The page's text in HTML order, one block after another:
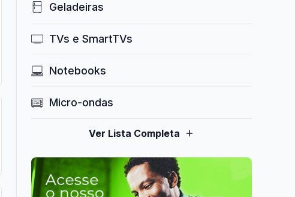
Geladeiras
TVs e SmartTVs
Notebooks
Micro-ondas
Ver Lista Completa